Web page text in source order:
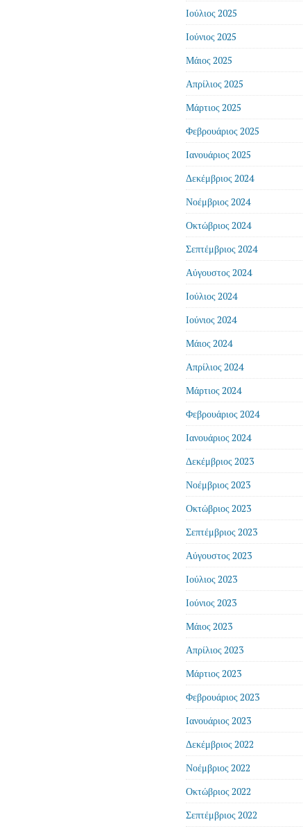
Ιούλιος 2025
Ιούνιος 2025
Μάιος 2025
Απρίλιος 2025
Μάρτιος 2025
Φεβρουάριος 2025
Ιανουάριος 2025
Δεκέμβριος 2024
Νοέμβριος 2024
Οκτώβριος 2024
Σεπτέμβριος 2024
Αύγουστος 2024
Ιούλιος 2024
Ιούνιος 2024
Μάιος 2024
Απρίλιος 2024
Μάρτιος 2024
Φεβρουάριος 2024
Ιανουάριος 2024
Δεκέμβριος 2023
Νοέμβριος 2023
Οκτώβριος 2023
Σεπτέμβριος 2023
Αύγουστος 2023
Ιούλιος 2023
Ιούνιος 2023
Μάιος 2023
Απρίλιος 2023
Μάρτιος 2023
Φεβρουάριος 2023
Ιανουάριος 2023
Δεκέμβριος 2022
Νοέμβριος 2022
Οκτώβριος 2022
Σεπτέμβριος 2022